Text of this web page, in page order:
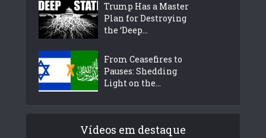
Trump Has a Master
Plan for Destroying
the ‘Deep...
From Ceasefires to
Pauses: Shedding
Light on the...
Vídeos em destaque